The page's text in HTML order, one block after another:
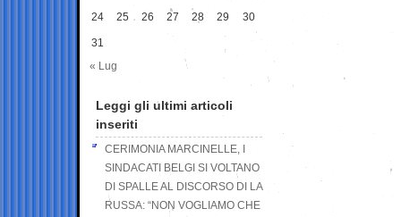
24 25 26 27 28 29 30
31
« Lug
Leggi gli ultimi articoli
inseriti
CERIMONIA MARCINELLE, I
SINDACATI BELGI SI VOLTANO
DI SPALLE AL DISCORSO DI LA
RUSSA: “NON VOGLIAMO CHE